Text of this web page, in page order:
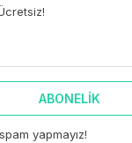
ABONELIK
yapmayız!